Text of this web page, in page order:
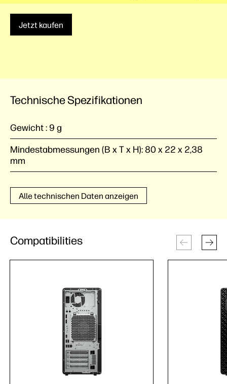
Jetzt kaufen
Technische Spezifikationen
Gewicht :9 g
Mindestabmessungen (B x T x H):80 x 22 x 2,38
mm
Alle technischen Daten anzeigen
Compatibilities